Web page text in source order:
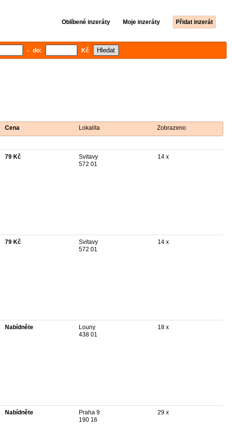
Oblíbené inzeráty Moje inzeráty Přidat inzerát
- do: Kč
Cena Lokalita Zobrazeno
79 Kč
Svitavy
572 01
14 x
79 Kč
Svitavy
572 01
14 x
Nabídněte
Louny
438 01
18 x
Nabídněte
Praha 9
190 16
29 x